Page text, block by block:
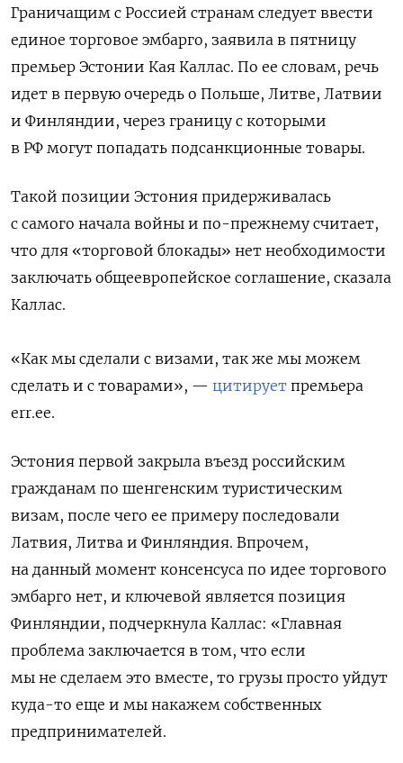
Граничащим с Россией странам следует ввести
единое торговое эмбарго, заявила в пятницу
премьер Эстонии Кая Каллас. По ее словам, речь
идет в первую очередь о Польше, Литве, Латвии
и Финляндии, через границу с которыми
в РФ могут попадать подсанкционные товары.
Такой позиции Эстония придерживалась
с самого начала войны и по-прежнему считает,
что для «торговой блокады» нет необходимости
заключать общеевропейское соглашение, сказала
Каллас.
«Как мы сделали с визами, так же мы можем
сделать и с товарами», — цитирует премьера
err.ee.
Эстония первой закрыла въезд российским
гражданам по шенгенским туристическим
визам, после чего ее примеру последовали
Латвия, Литва и Финляндия. Впрочем,
на данный момент консенсуса по идее торгового
эмбарго нет, и ключевой является позиция
Финляндии, подчеркнула Каллас: «Главная
проблема заключается в том, что если
мы не сделаем это вместе, то грузы просто уйдут
куда-то еще и мы накажем собственных
предпринимателей.